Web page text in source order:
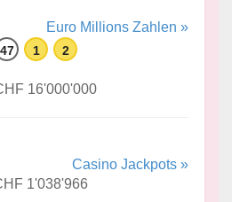
Euro Millions Zahlen »
47 1 2
16'000'000
Casino Jackpots »
1'038'966